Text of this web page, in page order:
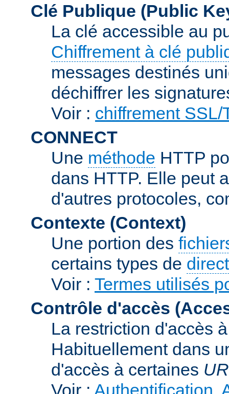
Clé Publique (Public
La clé accessible au
Chiffrement à clé
messages destinés
déchiffrer les
Voir : chiffrement SSL/
CONNECT
Une méthode HTTP
dans HTTP. Elle peut
d'autres protocoles,
Contexte (Context)
Une portion des
certains types de
Voir : Termes utilisés
Contrôle d'accès
La restriction d'accès
Habituellement dans
d'accès à certaines
Voir : Authentification,